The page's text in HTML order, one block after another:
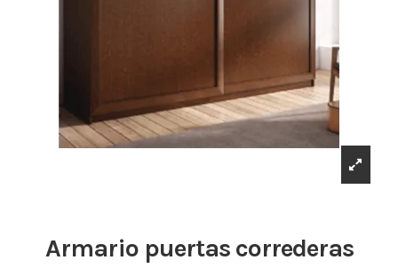
Armario puertas correderas